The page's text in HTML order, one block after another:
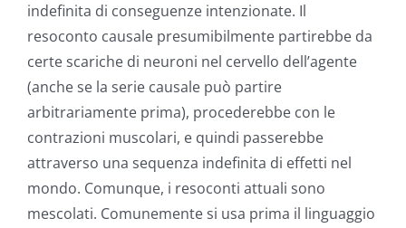
indefinita di conseguenze intenzionate. Il
resoconto causale presumibilmente partirebbe da
certe scariche di neuroni nel cervello dell’agente
(anche se la serie causale può partire
arbitrariamente prima), procederebbe con le
contrazioni muscolari, e quindi passerebbe
attraverso una sequenza indefinita di effetti nel
mondo. Comunque, i resoconti attuali sono
mescolati. Comunemente si usa prima il linguaggio